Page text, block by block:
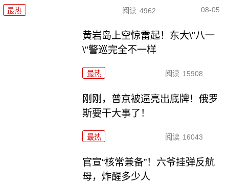
最热 阅读 4962 08-05
黄岩岛上空惊雷起！东大\"八一
\"警巡完全不一样
最热 阅读 15908
刚刚，普京被逼亮出底牌！俄罗
斯要干大事了！
最热 阅读 16043
官宣“核常兼备”！六爷挂弹反航
母，炸醒多少人